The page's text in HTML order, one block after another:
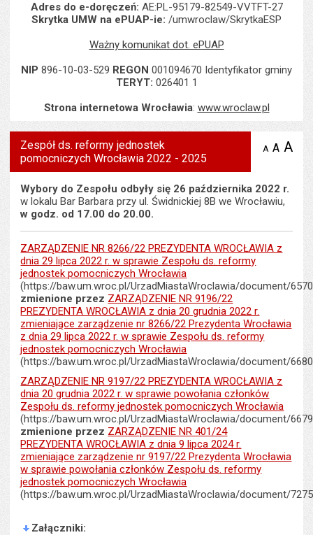
Adres do e-doręczeń: AE:PL-95179-82549-VVTFT-27
Skrytka UMW na ePUAP-ie: /umwroclaw/SkrytkaESP
Ważny komunikat dot. ePUAP
NIP 896-10-03-529 REGON 001094670 Identyfikator gminy
TERYT: 026401 1
Strona internetowa Wrocławia: www.wroclaw.pl
Zespół ds. reformy jednostek
pomocniczych Wrocławia 2022 - 2025
A zmniejsz
A A
Wybory do Zespołu odbyły się 26 października 2022 r.
w lokalu Bar Barbara przy ul. Świdnickiej 8B we Wrocławiu,
w godz. od 17.00 do 20.00.
ZARZĄDZENIE NR 8266/22 PREZYDENTA WROCŁAWIA z
dnia 29 lipca 2022 r. w sprawie Zespołu ds. reformy
jednostek pomocniczych Wrocławia
(https://baw.um.wroc.pl/UrzadMiastaWroclawia/document/
zmienione przez ZARZĄDZENIE NR 9196/22
PREZYDENTA WROCŁAWIA z dnia 20 grudnia 2022 r.
zmieniające zarządzenie nr 8266/22 Prezydenta Wrocławia
z dnia 29 lipca 2022 r. w sprawie Zespołu ds. reformy
jednostek pomocniczych Wrocławia
(https://baw.um.wroc.pl/UrzadMiastaWroclawia/document/
ZARZĄDZENIE NR 9197/22 PREZYDENTA WROCŁAWIA z
dnia 20 grudnia 2022 r. w sprawie powołania członków
Zespołu ds. reformy jednostek pomocniczych Wrocławia
(https://baw.um.wroc.pl/UrzadMiastaWroclawia/document/
zmienione przez ZARZĄDZENIE NR 401/24
PREZYDENTA WROCŁAWIA z dnia 9 lipca 2024 r.
zmieniające zarządzenie nr 9197/22 Prezydenta Wrocławia
w sprawie powołania członków Zespołu ds. reformy
jednostek pomocniczych Wrocławia
(https://baw.um.wroc.pl/UrzadMiastaWroclawia/document/
Załączniki